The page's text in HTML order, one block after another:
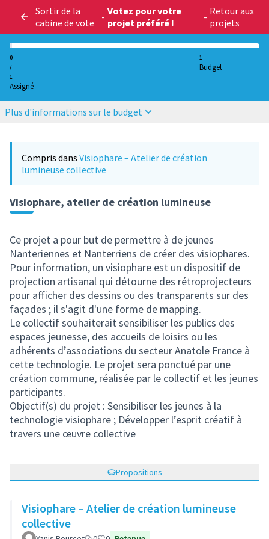
Sortir de la
cabine de vote
- Votez pour votre
projet préféré !
- Retour aux
projets
0
/
1
Assigné
1
Budget
Plus d'informations sur le budget
Compris dans Visiophare – Atelier de création
lumineuse collective
Visiophare, atelier de création lumineuse
Ce projet a pour but de permettre à de jeunes
Nanteriennes et Nanterriens de créer des visiophares.
Pour information, un visiophare est un dispositif de
projection artisanal qui détourne des rétroprojecteurs
pour afficher des dessins ou des transparents sur des
façades ; il s'agit d'une forme de mapping.
Le collectif souhaiterait sensibiliser les publics des
espaces jeunesse, des accueils de loisirs ou les
adhérents d’associations du secteur Anatole France à
cette technologie. Le projet sera ponctué par une
création commune, réalisée par le collectif et les jeunes
participants.
Objectif(s) du projet : Sensibiliser les jeunes à la
technologie visiophare ; Développer l’esprit créatif à
travers une œuvre collective
Propositions
Visiophare – Atelier de création lumineuse
collective